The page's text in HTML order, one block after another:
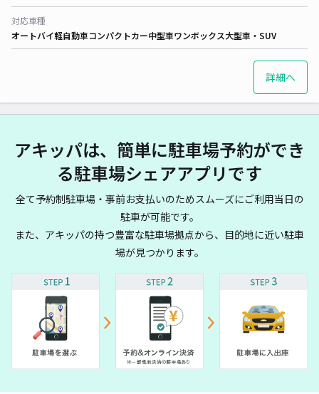
対応車種
オートバイ軽自動車コンパクトカー中型車ワンボックス大型車・SUV
詳細へ
アキッパは、簡単に駐車場予約ができ
る駐車場シェアアプリです
全て予約制駐車場・事前お支払いのためスムーズにご利用当日の
駐車が可能です。
また、アキッパの持つ豊富な駐車場拠点から、目的地に近い駐車
場が見つかります。